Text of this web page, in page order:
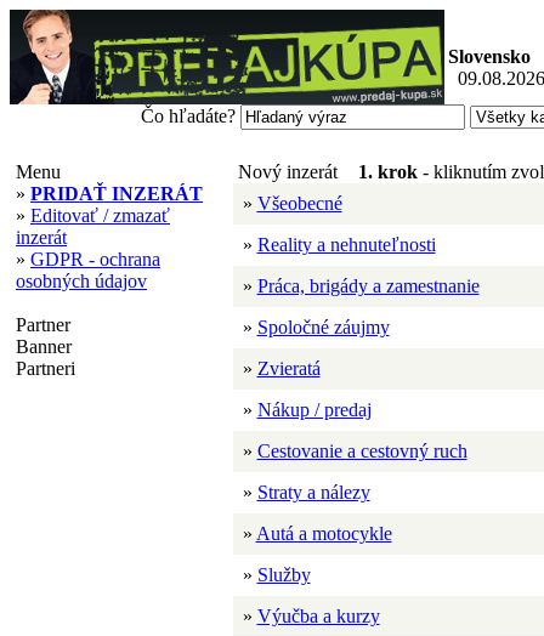
Slovensko
Čo hľadáte?
Menu
» PRIDAŤ INZERÁT
» Editovať / zmazať
inzerát
» GDPR - ochrana
osobných údajov
Partner
Banner
Partneri
Nový inzerát 1. krok- kliknutím
» Všeobecné
» Reality a nehnuteľnosti
» Práca, brigády a zamestnanie
» Spoločné záujmy
» Zvieratá
» Nákup / predaj
» Cestovanie a cestovný ruch
» Straty a nálezy
» Autá a motocykle
» Služby
» Výučba a kurzy